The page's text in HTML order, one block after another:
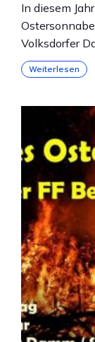
In diesem
Volksdorfer
Weiterlesen